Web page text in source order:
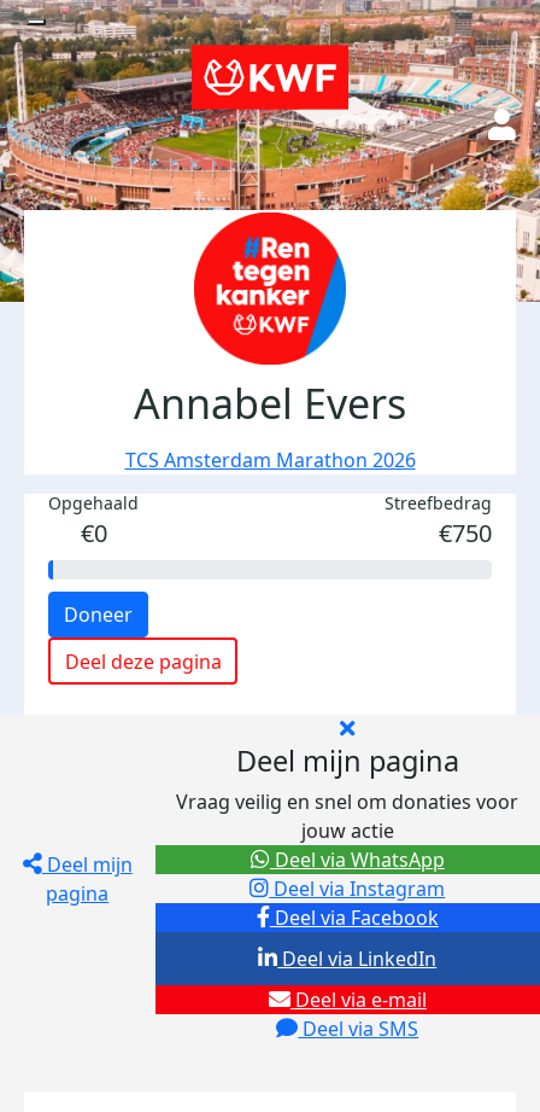
Annabel Evers
TCS Amsterdam Marathon 2026
Opgehaald
€0
Streefbedrag
€750
Doneer
Deel deze pagina
Deel mijn
pagina
Deel mijn pagina
Vraag veilig en snel om donaties voor
jouw actie
Deel via Facebook
Deel via Instagram
Deel via e-mail
Deel via SMS
Deel via LinkedIn
Deel via WhatsApp